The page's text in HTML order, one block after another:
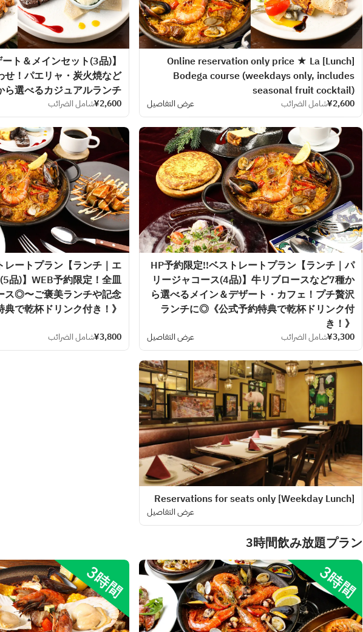
[Lunch] Online reservation only price ★ La
Bodega course (weekdays only, includes
seasonal fruit cocktail)
¥2,600شامل الضرائب عرض التفاصيل
せ！パエリャ・炭火焼など
ら選べるカジュアルランチ
¥2,600شامل الضرائب
HP予約限定!!ベストレートプラン【ランチ｜パ
リージャコース(4品)】牛リブロースなど7種か
ら選べるメイン＆デザート・カフェ！プチ贅沢
ランチに◎《公式予約特典で乾杯ドリンク付
き！》
¥3,300شامل الضرائب عرض التفاصيل
レートプラン【ランチ｜エ
品)】WEB予約限定！全皿
ス◎〜ご褒美ランチや記念
で乾杯ドリンク付き！》
¥3,800شامل الضرائب
[Weekday Lunch] Reservations for seats only
عرض التفاصيل
3時間飲み放題プラン